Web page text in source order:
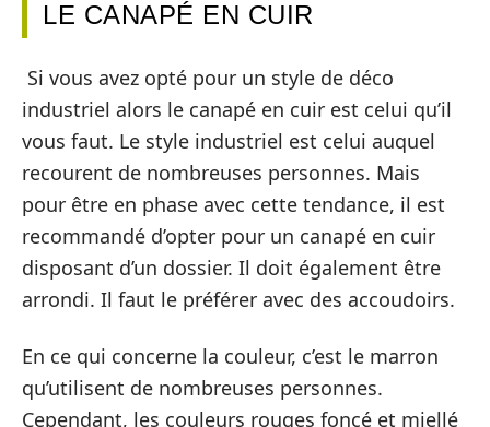
LE CANAPÉ EN CUIR
Si vous avez opté pour un style de déco
industriel alors le canapé en cuir est celui qu’il
vous faut. Le style industriel est celui auquel
recourent de nombreuses personnes. Mais
pour être en phase avec cette tendance, il est
recommandé d’opter pour un canapé en cuir
disposant d’un dossier. Il doit également être
arrondi. Il faut le préférer avec des accoudoirs.
En ce qui concerne la couleur, c’est le marron
qu’utilisent de nombreuses personnes.
Cependant, les couleurs rouges foncé et miellé